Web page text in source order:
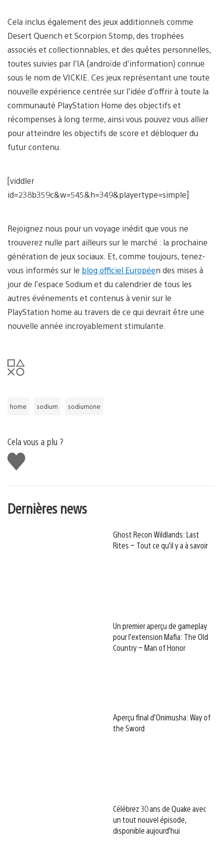
Cela inclus également des jeux additionnels comme
Desert Quench et Scorpion Stomp, des trophées
associés et collectionnables, et des quêtes personnelles,
toutes suivies par l’IA (androïde d’information) connue
sous le nom de VICKIE. Ces jeux représentant une toute
nouvelle expérience centrée sur l’idée d’offrir à toute la
communauté PlayStation Home des objectifs et
récompenses à long terme, ainsi vous pouvez vous allier
pour atteindre les objectifs de score et débloquer du
futur contenu.
[viddler
id=238b359c&w=545&h=349&playertype=simple]
Rejoignez nous pour un voyage inédit que vous ne
trouverez nulle part ailleurs sur le marché : la prochaine
génération de jeux sociaux. Et, comme toujours, tenez-
vous informés sur le blog officiel Européen des mises à
jour de l’espace Sodium et du calendrier de tous les
autres événements et contenus à venir sur le
PlayStation home au travers de ce qui devrait être une
nouvelle année incroyablement stimulante.
home sodium sodiumone
Cela vous a plu ?
J'aime
Dernières news
Ghost Recon Wildlands: Last
Rites – Tout ce qu’il y a à savoir
Un premier aperçu de gameplay
pour l’extension Mafia: The Old
Country – Man of Honor
Aperçu final d’Onimusha: Way of
the Sword
Célébrez 30 ans de Quake avec
un tout nouvel épisode,
disponible aujourd’hui